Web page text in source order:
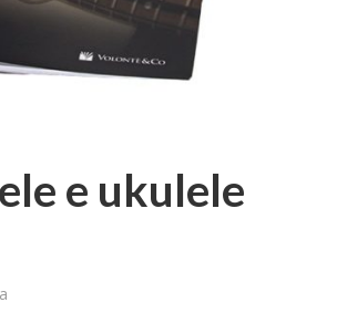
e ukulele